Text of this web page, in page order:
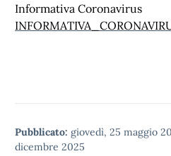
Informativa Coronavirus
Pubblicato: giovedì, 25 maggio
dicembre 2025